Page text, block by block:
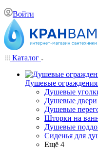
Войти
Каталог
Душевые
Душевые
Душевые двери
Душевые
Шторки на
Душевые
Сиденья для
Ещё 4